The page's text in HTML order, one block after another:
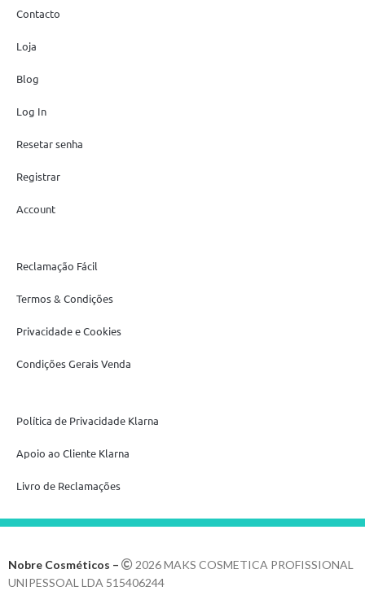
Contacto
Loja
Blog
Log In
Resetar senha
Registrar
Account
Reclamação Fácil
Termos & Condições
Privacidade e Cookies
Condições Gerais Venda
Política de Privacidade Klarna
Apoio ao Cliente Klarna
Livro de Reclamações
Nobre Cosméticos –
2026 MAKS COSMETICA PROFISSIONAL
UNIPESSOAL LDA 515406244